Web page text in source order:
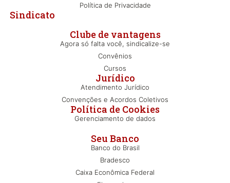
Seu Banco
Banco do Brasil
Bradesco
Caixa Econômica Federal
Clube de vantagens
Agora só falta você, sindicalize-se
Convênios
Cursos
Jurídico
Atendimento Jurídico
Convenções e Acordos Coletivos
Política de Cookies
Gerenciamento de dados
Sindicato
Política de Privacidade